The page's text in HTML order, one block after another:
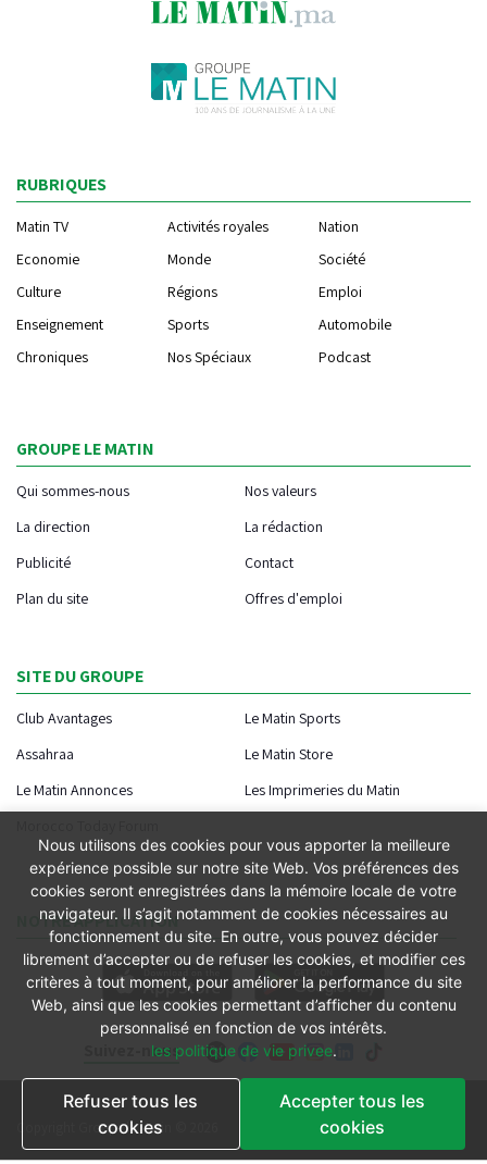
Suivez-nous
RUBRIQUES
Matin TV Activités royales
Nation
Economie
Monde
Société
Culture
Régions
Emploi
Enseignement
Sports
Automobile
Chroniques
Nos Spéciaux Podcast
GROUPE LE MATIN
Qui sommes-nous
Nos valeurs
La direction
La rédaction
Publicité
Contact
Plan du site
Offres d'emploi
SITE DU GROUPE
Club Avantages
Le Matin Sports
Assahraa
Le Matin Store
Le Matin Annonces
Les Imprimeries du Matin
NOTRE APPLICATION
Copyright Groupe le Matin © 2026
Conditions générales
Conditions de vente
Nous utilisons des cookies pour vous apporter la meilleure
expérience possible sur notre site Web. Vos préférences des
cookies seront enregistrées dans la mémoire locale de votre
navigateur. Il s’agit notamment de cookies nécessaires au
fonctionnement du site. En outre, vous pouvez décider
librement d’accepter ou de refuser les cookies, et modifier ces
critères à tout moment, pour améliorer la performance du site
Web, ainsi que les cookies permettant d’afficher du contenu
personnalisé en fonction de vos intérêts.
les politique de vie privee.
Refuser tous les
cookies
Accepter tous les
cookies